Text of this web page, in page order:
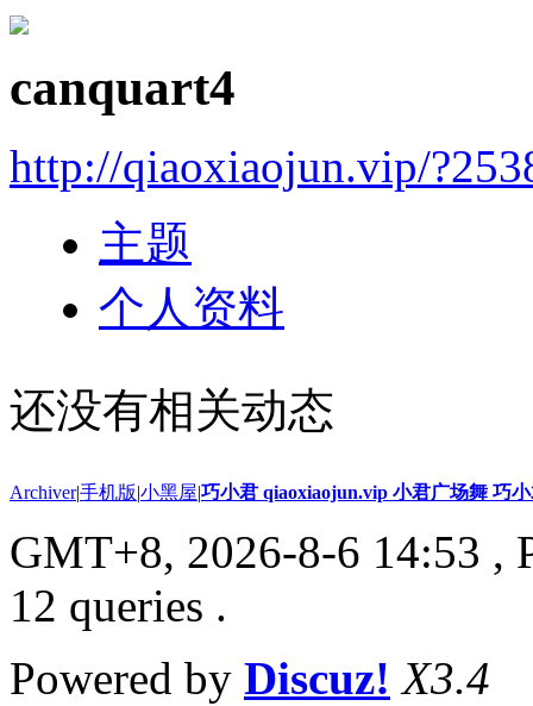
canquart4
http://qiaoxiaojun.vip/
主题
个人资料
还没有相关动态
Archiver|手机版|小黑屋|巧小君 qiaoxiaojun.vip 小君广场舞 巧
GMT+8, 2026-8-6 14:53 ,
12 queries .
Powered by Discuz! X3.4